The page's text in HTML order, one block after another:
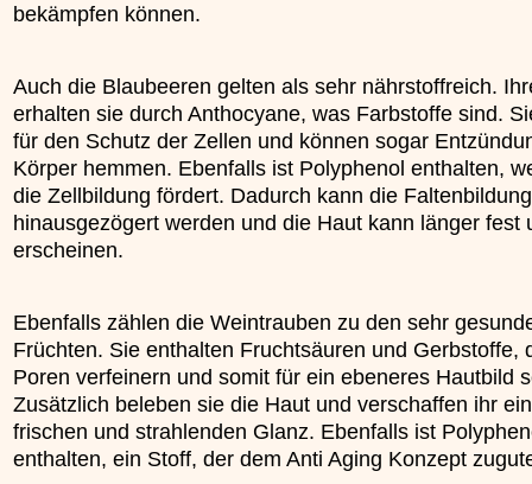
bekämpfen können.
Auch die Blaubeeren gelten als sehr nährstoffreich.
erhalten sie durch Anthocyane, was Farbstoffe sind.
für den Schutz der Zellen und können sogar
Körper hemmen. Ebenfalls ist Polyphenol enthalten,
die Zellbildung fördert. Dadurch kann die Faltenbildung
hinausgezögert werden und die Haut kann länger fest
erscheinen.
Ebenfalls zählen die Weintrauben zu den sehr
Früchten. Sie enthalten Fruchtsäuren und Gerbstoffe,
Poren verfeinern und somit für ein ebeneres Hautbild
Zusätzlich beleben sie die Haut und verschaffen ihr
frischen und strahlenden Glanz. Ebenfalls ist
enthalten, ein Stoff, der dem Anti Aging Konzept